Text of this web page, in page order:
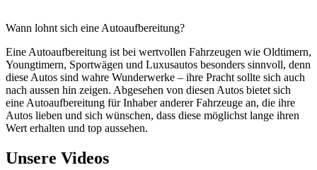
Wann lohnt sich eine Autoaufbereitung?
Eine Autoaufbereitung ist bei wertvollen Fahrzeugen wie Oldtimern,
Youngtimern, Sportwägen und Luxusautos besonders sinnvoll, denn
diese Autos sind wahre Wunderwerke – ihre Pracht sollte sich auch
nach aussen hin zeigen. Abgesehen von diesen Autos bietet sich
eine Autoaufbereitung für Inhaber anderer Fahrzeuge an, die ihre
Autos lieben und sich wünschen, dass diese möglichst lange ihren
Wert erhalten und top aussehen.
Unsere Videos